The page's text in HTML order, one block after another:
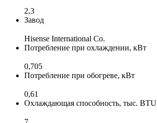
2,3
Завод
Hisense International Co.
Потребление при охлаждении, кВт
0,705
Потребление при обогреве, кВт
0,61
Охлаждающая способность, тыс. BTU